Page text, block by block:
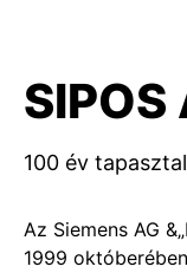
Az Siemens AG
1999
100 év